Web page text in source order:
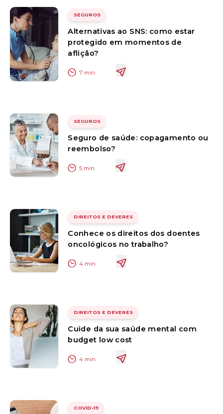
SEGUROS
Alternativas ao SNS: como estar
protegido em momentos de
aflição?
7 min
SEGUROS
Seguro de saúde: copagamento ou
reembolso?
5 min
DIREITOS E DEVERES
Conhece os direitos dos doentes
oncológicos no trabalho?
4 min
DIREITOS E DEVERES
Cuide da sua saúde mental com
budget low cost
4 min
COVID-19